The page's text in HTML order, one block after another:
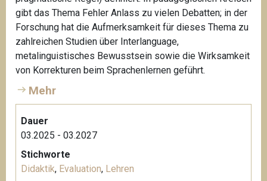
gibt das Thema Fehler Anlass zu vielen Debatten; in der
Forschung hat die Aufmerksamkeit für dieses Thema zu
zahlreichen Studien über Interlanguage,
metalinguistisches Bewusstsein sowie die Wirksamkeit
von Korrekturen beim Sprachenlernen geführt.
Mehr
Dauer
03.2025 - 03.2027
Stichworte
Didaktik, Evaluation, Lehren